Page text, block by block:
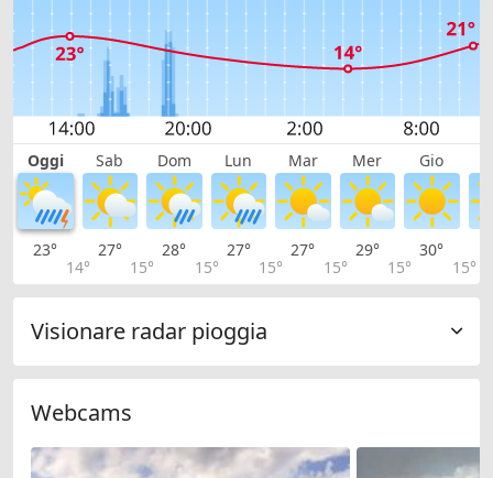
Oggi Sab Dom Lun Mar Mer Gio
23°
14°
27°
15°
28°
15°
27°
15°
27°
15°
29°
15°
30°
15°
Visionare radar pioggia
Webcams